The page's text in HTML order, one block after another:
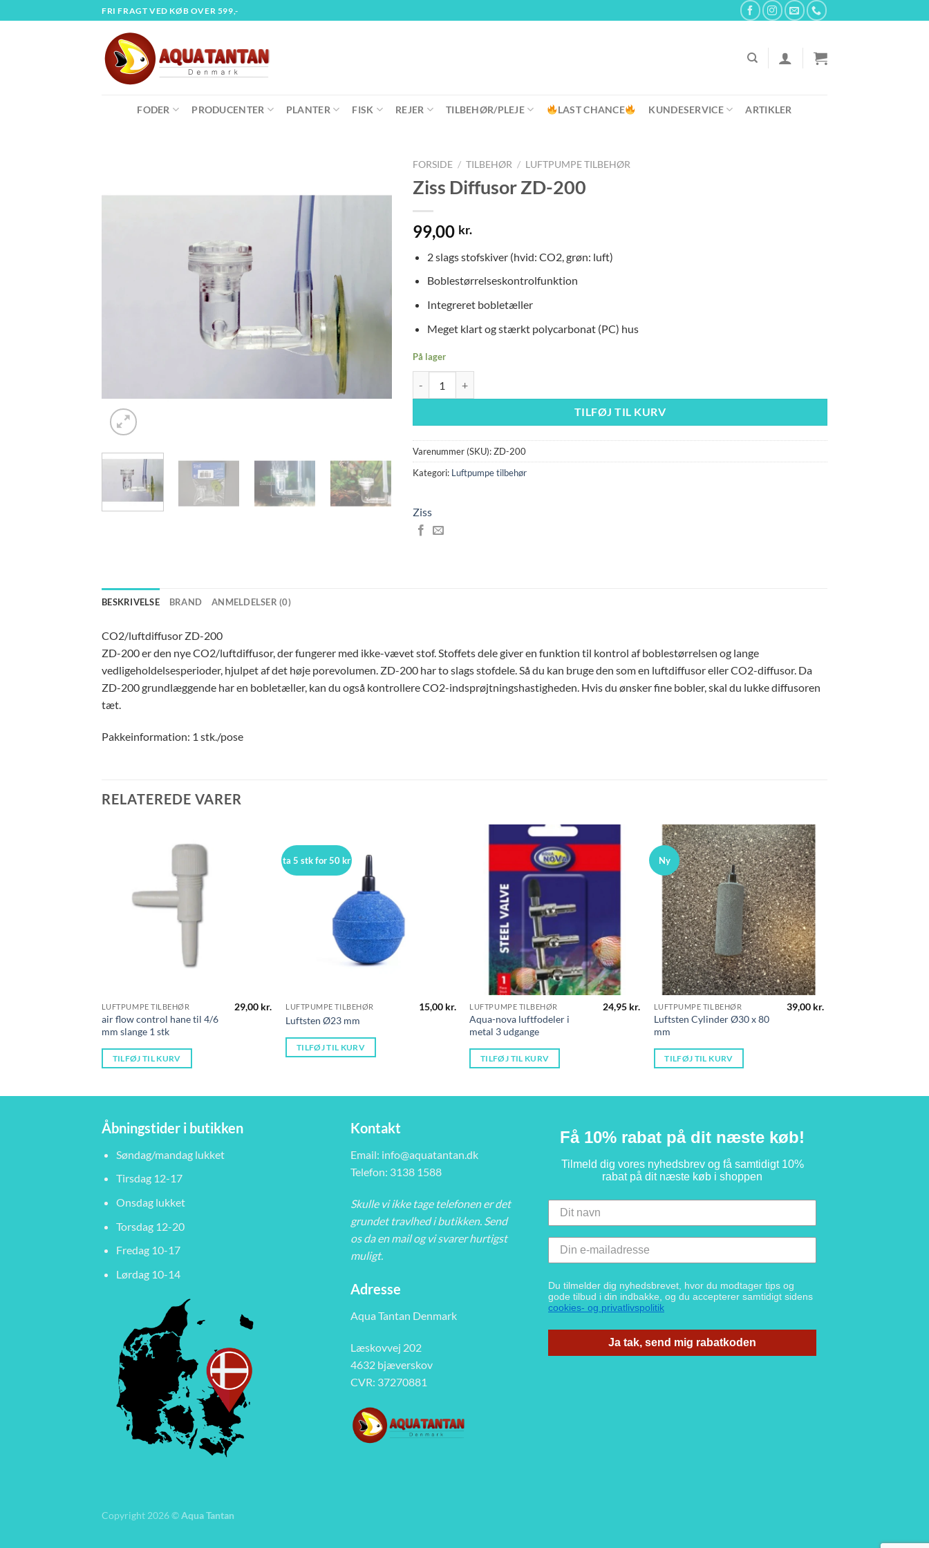
til
FRI FRAGT VED KØB OVER 599,-
FODER PRODUCENTER PLANTER FISK REJER TILBEHØR/PLEJE LAST CHANCE KUNDESERVICE ARTIKLER
FORSIDE / TILBEHØR / LUFTPUMPE TILBEHØR
Ziss Diffusor ZD-200
99,00 kr.
2 slags stofskiver (hvid: CO2, grøn: luft)
Boblestørrelseskontrolfunktion
Integreret bobletæller
Meget klart og stærkt polycarbonat (PC) hus
På lager
TILFØJ TIL KURV
Varenummer (SKU):ZD-200
Kategori: Luftpumpe tilbehør
Ziss
BESKRIVELSE BRAND ANMELDELSER (0)
CO2/luftdiffusor ZD-200
ZD-200 er den nye CO2/luftdiffusor, der fungerer med ikke-vævet stof. Stoffets dele giver en funktion til kontrol af boblestørrelsen og lange
vedligeholdelsesperioder, hjulpet af det høje porevolumen. ZD-200 har to slags stofdele. Så du kan bruge den som en luftdiffusor eller CO2-diffusor. Da
ZD-200 grundlæggende har en bobletæller, kan du også kontrollere CO2-indsprøjtningshastigheden. Hvis du ønsker fine bobler, skal du lukke diffusoren
tæt.
Pakkeinformation: 1 stk./pose
RELATEREDE VARER
LUFTPUMPE TILBEHØR
air flow control hane til 4/6
mm slange 1 stk
29,00 kr.
TILFØJ TIL KURV
ta 5 stk for 50 kr
LUFTPUMPE TILBEHØR
Luftsten Ø23 mm
15,00 kr.
TILFØJ TIL KURV
LUFTPUMPE TILBEHØR
Aqua-nova luftfodeler i
metal 3 udgange
24,95 kr.
TILFØJ TIL KURV
Ny
LUFTPUMPE TILBEHØR
Luftsten Cylinder Ø30 x 80
mm
39,00 kr.
TILFØJ TIL KURV
Åbningstider i butikken
Søndag/mandag lukket
Tirsdag 12-17
Onsdag lukket
Torsdag 12-20
Fredag 10-17
Lørdag 10-14
Kontakt
Email: info@aquatantan.dk
Telefon: 3138 1588
Skulle vi ikke tage telefonen er det
grundet travlhed i butikken. Send
os da en mail og vi svarer hurtigst
muligt.
Adresse
Aqua Tantan Denmark
Læskovvej 202
4632 bjæverskov
CVR: 37270881
Få 10% rabat på dit næste køb!
Tilmeld dig vores nyhedsbrev og få samtidigt 10%
rabat på dit næste køb i shoppen
Du tilmelder dig nyhedsbrevet, hvor du modtager tips og
gode tilbud i din indbakke, og du accepterer samtidigt sidens
cookies- og privatlivspolitik
Ja tak, send mig rabatkoden
Copyright 2026 ©Aqua Tantan